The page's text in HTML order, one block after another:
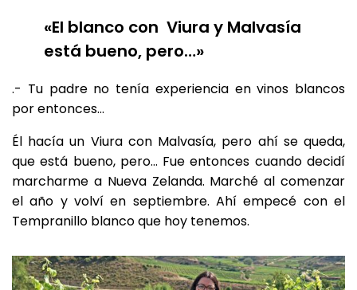
«El blanco con Viura y Malvasía
está bueno, pero…»
.- Tu padre no tenía experiencia en vinos blancos
por entonces…
Él hacía un Viura con Malvasía, pero ahí se queda,
que está bueno, pero… Fue entonces cuando decidí
marcharme a Nueva Zelanda. Marché al comenzar
el año y volví en septiembre. Ahí empecé con el
Tempranillo blanco que hoy tenemos.